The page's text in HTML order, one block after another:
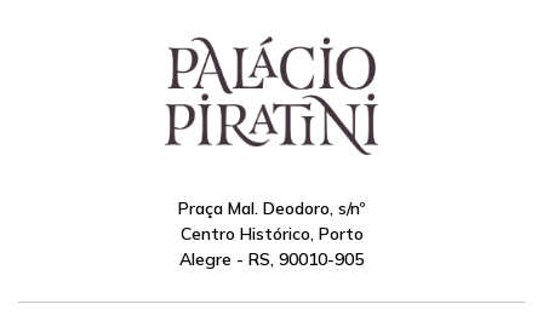
Praça Mal. Deodoro, s/nº
Centro Histórico, Porto
Alegre - RS, 90010-905